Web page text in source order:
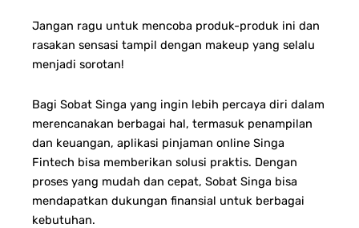
Jangan ragu untuk mencoba produk-produk ini dan
rasakan sensasi tampil dengan makeup yang selalu
menjadi sorotan!
Bagi Sobat Singa yang ingin lebih percaya diri dalam
merencanakan berbagai hal, termasuk penampilan
dan keuangan, aplikasi pinjaman online Singa
Fintech bisa memberikan solusi praktis. Dengan
proses yang mudah dan cepat, Sobat Singa bisa
mendapatkan dukungan finansial untuk berbagai
kebutuhan.